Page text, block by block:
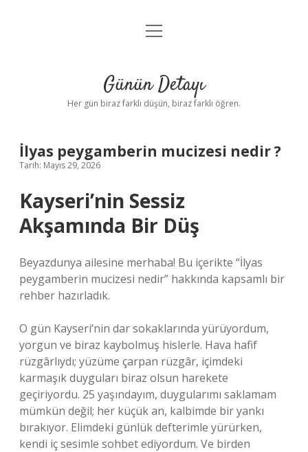
Anasayfa
Yasal Uyarı
menüyü
Günün Detayı
Her gün biraz farklı düşün, biraz farklı öğren.
İlyas peygamberin mucizesi nedir ?
Tarih: Mayıs 29, 2026
Kayseri’nin Sessiz
Akşamında Bir Düş
Beyazdunya ailesine merhaba! Bu içerikte “İlyas
peygamberin mucizesi nedir” hakkında kapsamlı bir
rehber hazırladık.
O gün Kayseri’nin dar sokaklarında yürüyordum,
yorgun ve biraz kaybolmuş hislerle. Hava hafif
rüzgârlıydı; yüzüme çarpan rüzgâr, içimdeki
karmaşık duyguları biraz olsun harekete
geçiriyordu. 25 yaşındayım, duygularımı saklamam
mümkün değil; her küçük an, kalbimde bir yankı
bırakıyor. Elimdeki günlük defterimle yürürken,
kendi iç sesimle sohbet ediyordum. Ve birden